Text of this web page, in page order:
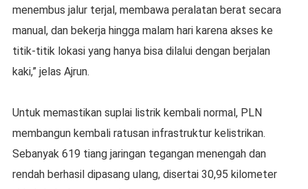
menembus jalur terjal, membawa peralatan berat secara
manual, dan bekerja hingga malam hari karena akses ke
titik-titik lokasi yang hanya bisa dilalui dengan berjalan
kaki,” jelas Ajrun.
Untuk memastikan suplai listrik kembali normal, PLN
membangun kembali ratusan infrastruktur kelistrikan.
Sebanyak 619 tiang jaringan tegangan menengah dan
rendah berhasil dipasang ulang, disertai 30,95 kilometer